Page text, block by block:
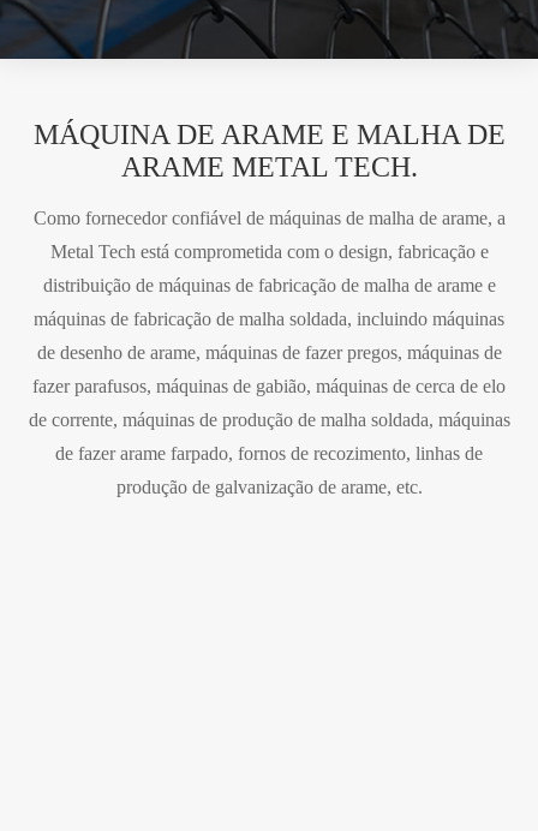
MÁQUINA DE ARAME E MALHA DE
ARAME METAL TECH.
Como fornecedor confiável de máquinas de malha de arame, a
Metal Tech está comprometida com o design, fabricação e
distribuição de máquinas de fabricação de malha de arame e
máquinas de fabricação de malha soldada, incluindo máquinas
de desenho de arame, máquinas de fazer pregos, máquinas de
fazer parafusos, máquinas de gabião, máquinas de cerca de elo
de corrente, máquinas de produção de malha soldada, máquinas
de fazer arame farpado, fornos de recozimento, linhas de
produção de galvanização de arame, etc.